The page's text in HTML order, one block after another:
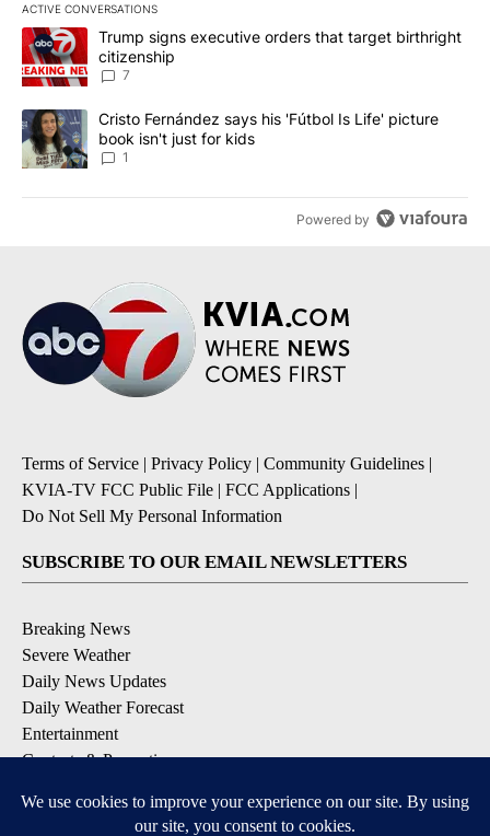
ACTIVE CONVERSATIONS
The following is a list of the most commented articles in the last
A trending article titled "Trump signs executive orders that
Trump signs executive orders that target birthright
citizenship
7
A trending article titled "Cristo Fernández says his 'Fútbol Is
Cristo Fernández says his 'Fútbol Is Life' picture
book isn't just for kids
1
Powered by
Terms of Service | Privacy Policy | Community Guidelines |
KVIA-TV FCC Public File | FCC Applications |
Do Not Sell My Personal Information
SUBSCRIBE TO OUR EMAIL NEWSLETTERS
Breaking News
Severe Weather
Daily News Updates
Daily Weather Forecast
Entertainment
Contests & Promotions
DOWNLOAD OUR APPS